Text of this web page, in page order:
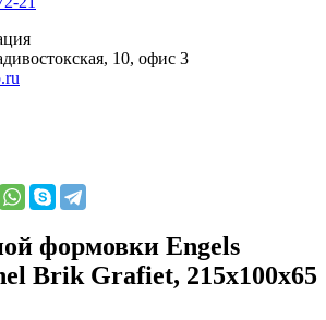
10, офис 3
формовки Engels
Brik Grafiet, 215х100х65